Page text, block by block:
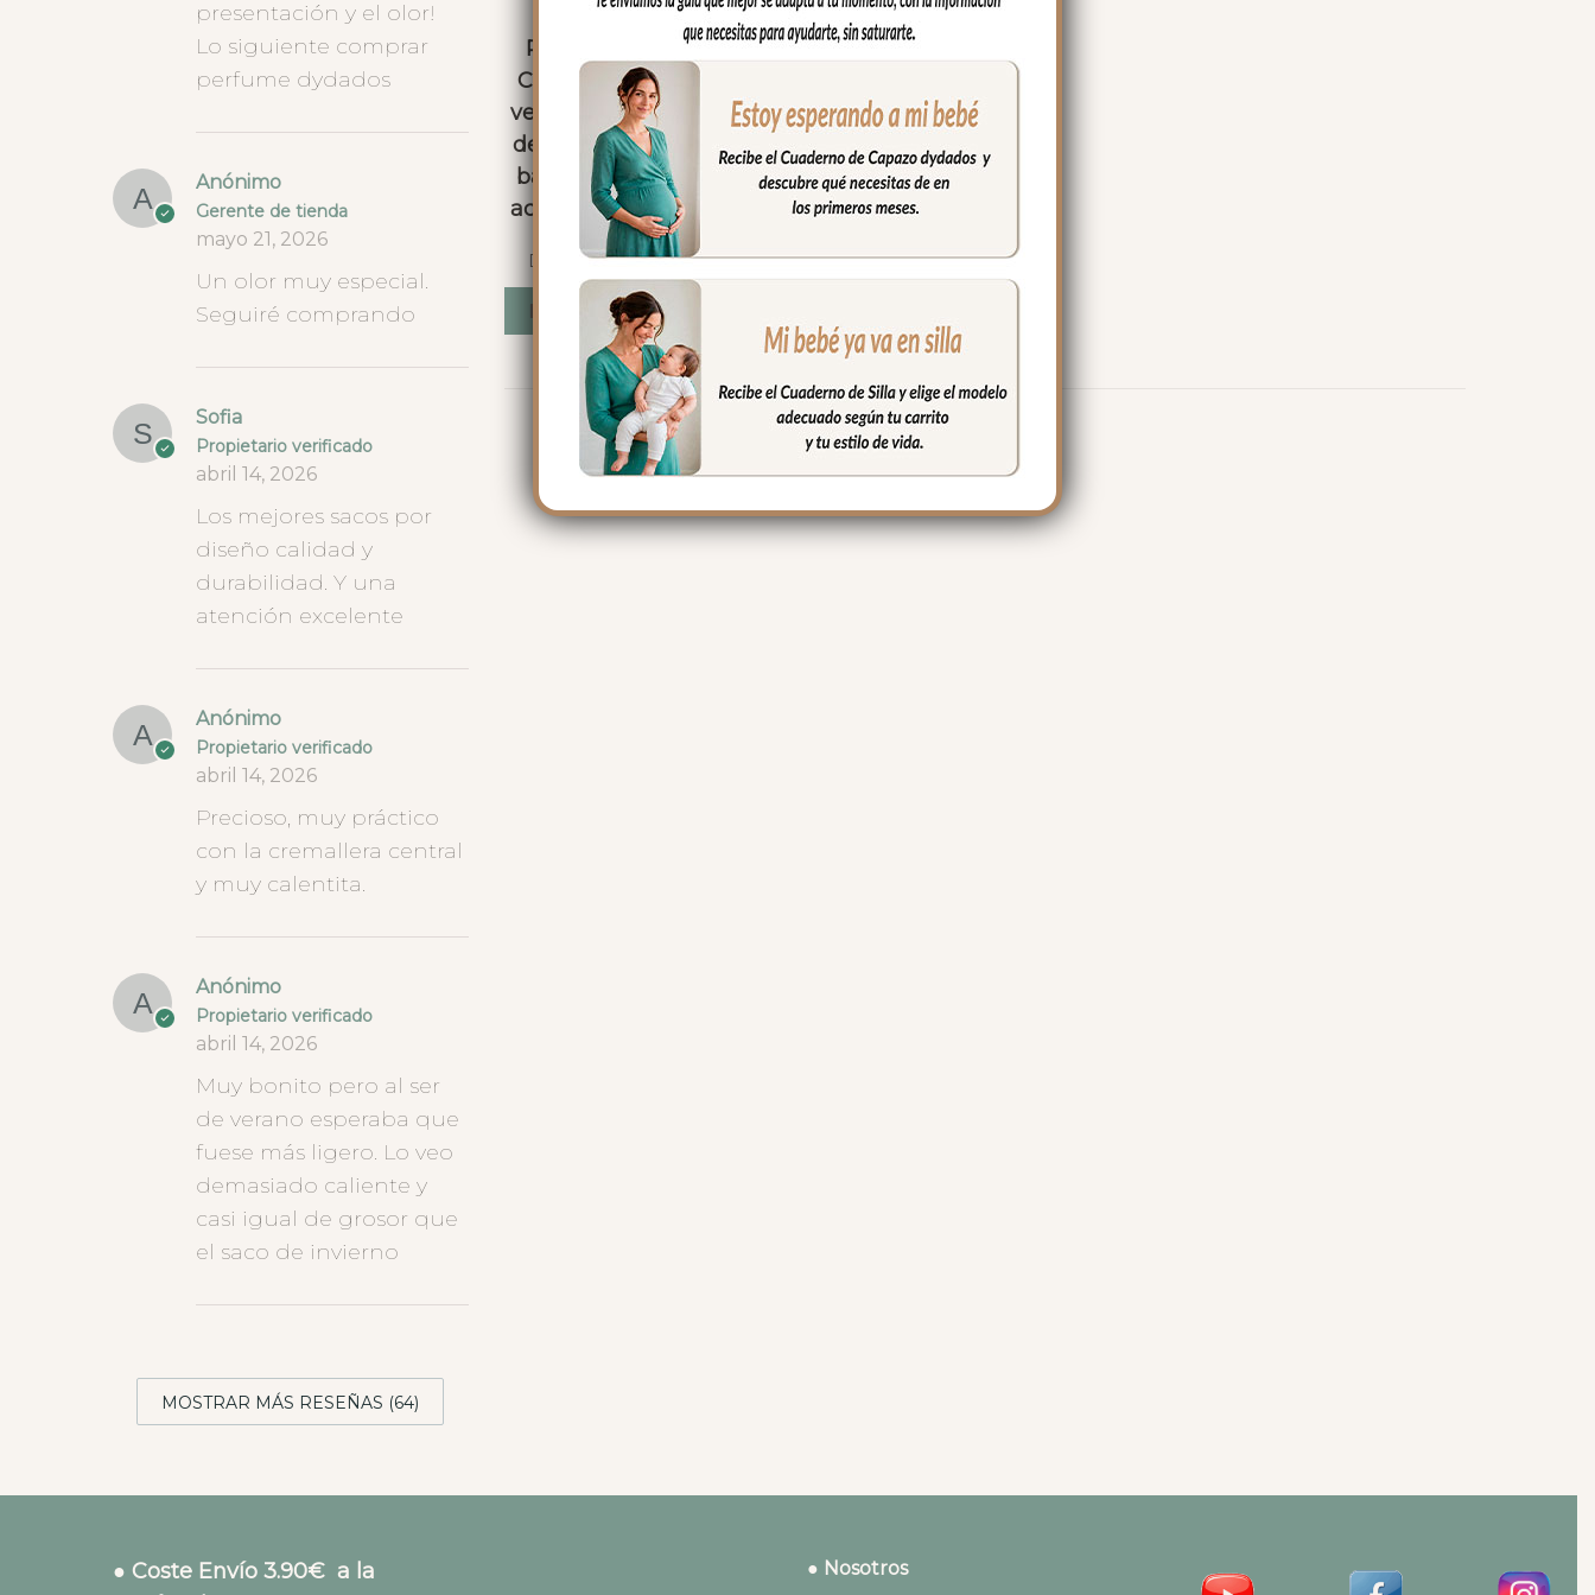
2020 Capota
Polipiel Tostada
Consúltanos para
verificar tu modelo
de carro. Producto
bajo pedido no se
acepta devolución.
Desde:95.30€
Seleccionar opciones
presentación y el olor!
Lo siguiente comprar
perfume dydados
Anónimo
Gerente de tienda
mayo 21, 2026
Un olor muy especial.
Seguiré comprando
Sofia
Propietario verificado
abril 14, 2026
Los mejores sacos por
diseño calidad y
durabilidad. Y una
atención excelente
Anónimo
Propietario verificado
abril 14, 2026
Precioso, muy práctico
con la cremallera central
y muy calentita.
Anónimo
Propietario verificado
abril 14, 2026
Muy bonito pero al ser
de verano esperaba que
fuese más ligero. Lo veo
demasiado caliente y
casi igual de grosor que
el saco de invierno
MOSTRAR MÁS RESEÑAS (64)
● Coste Envío 3.90€ a la
● Nosotros